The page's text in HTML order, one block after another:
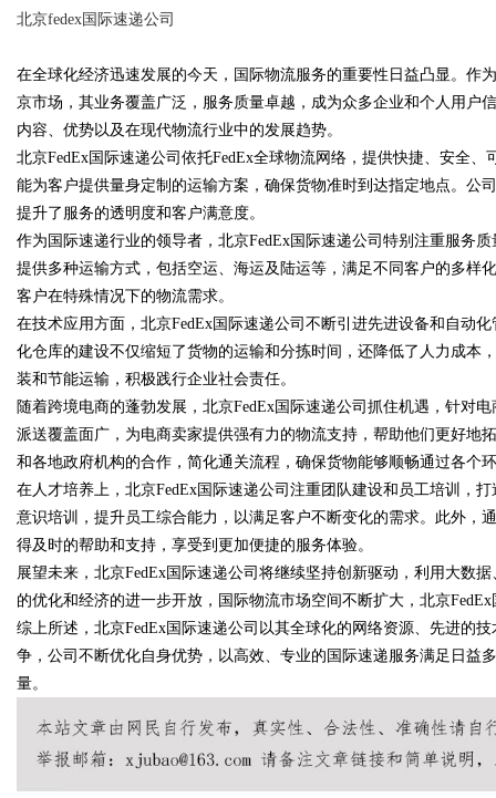
uz
!
Bo
北京fedex国际速递公司
在全球化经济迅速发展的今天，国际物流服务的重要性日益凸显。作
京市场，其业务覆盖广泛，服务质量卓越，成为众多企业和个人用户
内容、优势以及在现代物流行业中的发展趋势。
北京FedEx国际速递公司依托FedEx全球物流网络，提供快捷、安全
能为客户提供量身定制的运输方案，确保货物准时到达指定地点。公
提升了服务的透明度和客户满意度。
作为国际速递行业的领导者，北京FedEx国际速递公司特别注重服务
提供多种运输方式，包括空运、海运及陆运等，满足不同客户的多样
客户在特殊情况下的物流需求。
在技术应用方面，北京FedEx国际速递公司不断引进先进设备和自动
化仓库的建设不仅缩短了货物的运输和分拣时间，还降低了人力成本
装和节能运输，积极践行企业社会责任。
随着跨境电商的蓬勃发展，北京FedEx国际速递公司抓住机遇，针对
派送覆盖面广，为电商卖家提供强有力的物流支持，帮助他们更好地
和各地政府机构的合作，简化通关流程，确保货物能够顺畅通过各个
在人才培养上，北京FedEx国际速递公司注重团队建设和员工培训，
意识培训，提升员工综合能力，以满足客户不断变化的需求。此外，
得及时的帮助和支持，享受到更加便捷的服务体验。
展望未来，北京FedEx国际速递公司将继续坚持创新驱动，利用大数
的优化和经济的进一步开放，国际物流市场空间不断扩大，北京
综上所述，北京FedEx国际速递公司以其全球化的网络资源、先进的
争，公司不断优化自身优势，以高效、专业的国际速递服务满足日益
量。
好不好：真实体
方位揭秘 究竟藏着哪些行业秘诀？